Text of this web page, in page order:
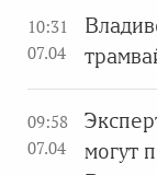
10:31
07.04
09:58
07.04
могут